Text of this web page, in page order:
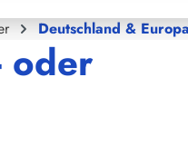
Deutschland & Europa
oder